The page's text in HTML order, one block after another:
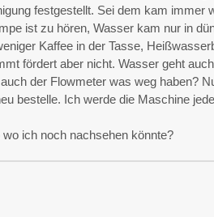
festgestellt. Sei dem kam immer
ist zu hören, Wasser kam nur in
Kaffee in der Tasse,
fördert aber nicht. Wasser geht
der Flowmeter was weg haben?
bestelle. Ich werde die Maschine
wo ich noch nachsehen könnte?